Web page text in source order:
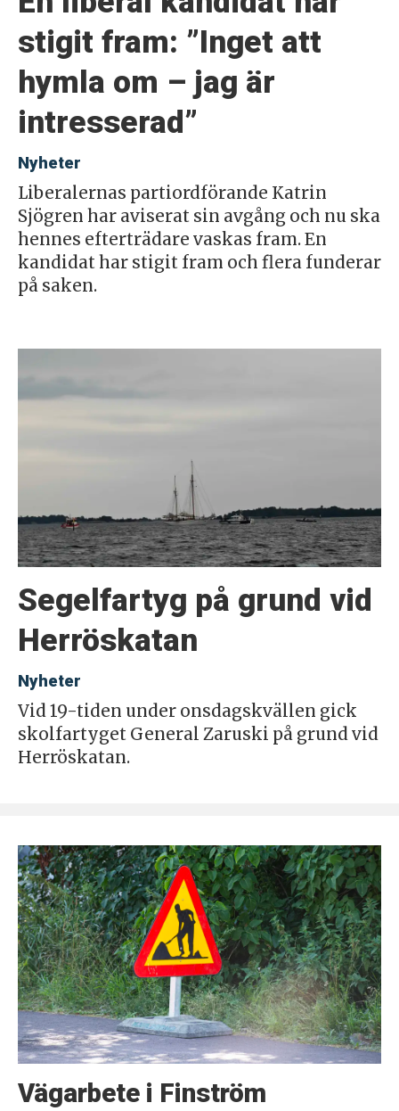
stigit fram: ”Inget att
hymla om – jag är
intresserad”
Nyheter
Liberalernas partiordförande Katrin
Sjögren har aviserat sin avgång och nu ska
hennes efterträdare vaskas fram. En
kandidat har stigit fram och flera funderar
på saken.
Segelfartyg på grund vid
Herröskatan
Nyheter
Vid 19-tiden under onsdagskvällen gick
skolfartyget General Zaruski på grund vid
Herröskatan.
Vägarbete i Finström